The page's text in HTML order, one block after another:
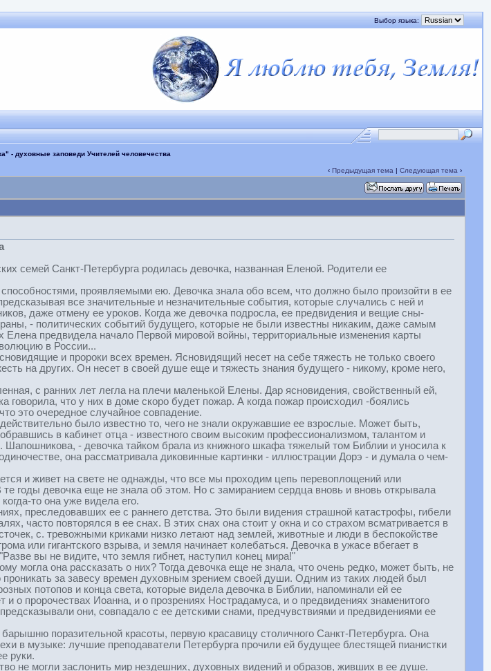
Выбор языка:
- духовные заповеди Учителей человечества
‹ Предыдущая тема | Следующая тема ›
семей Санкт-Петербурга родилась девочка, названная Еленой. Родители ее
проявляемыми ею. Девочка знала обо всем, что должно было произойти в ее
все значительные и незначительные события, которые случались с ней и
даже отмену ее уроков. Когда же девочка подросла, ее предвидения и вещие сны-
- политических событий будущего, которые не были известны никаким, даже самым
предвидела начало Первой мировой войны, территориальные изменения карты
в России...
и пророки всех времен. Ясновидящий несет на себе тяжесть не только своего
на других. Он несет в своей душе еще и тяжесть знания будущего - никому, кроме него,
с ранних лет легла на плечи маленькой Елены. Дар ясновидения, свойственный ей,
говорила, что у них в доме скоро будет пожар. А когда пожар происходил -боялись
это очередное случайное совпадение.
было известно то, чего не знали окружавшие ее взрослые. Может быть,
в кабинет отца - известного своим высоким профессионализмом, талантом и
- девочка тайком брала из книжного шкафа тяжелый том Библии и уносила к
она рассматривала диковинные картинки - иллюстрации Дорэ - и думала о чем-
и живет на свете не однажды, что все мы проходим цепь перевоплощений или
годы девочка еще не знала об этом. Но с замиранием сердца вновь и вновь открывала
то она уже видела его.
преследовавших ее с раннего детства. Это были видения страшной катастрофы, гибели
часто повторялся в ее снах. В этих снах она стоит у окна и со страхом всматривается в
с. тревожными криками низко летают над землей, животные и люди в беспокойстве
или гигантского взрыва, и земля начинает колебаться. Девочка в ужасе вбегает в
вы не видите, что земля гибнет, наступил конец мира!"
могла она рассказать о них? Тогда девочка еще не знала, что очень редко, может быть, не
за завесу времен духовным зрением своей души. Одним из таких людей был
потопов и конца света, которые видела девочка в Библии, напоминали ей ее
и о пророчествах Иоанна, и о прозрениях Нострадамуса, и о предвидениях знаменитого
они, совпадало с ее детскими снами, предчувствиями и предвидениями ее
поразительной красоты, первую красавицу столичного Санкт-Петербурга. Она
в музыке: лучшие преподаватели Петербурга прочили ей будущее блестящей пианистки
руки.
не могли заслонить мир нездешних, духовных видений и образов, живших в ее душе.